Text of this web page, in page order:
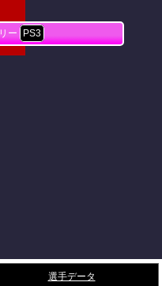
ー PS3
選手データ